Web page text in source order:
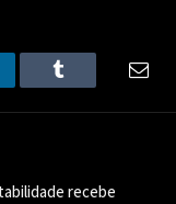
Tumblr
recebe